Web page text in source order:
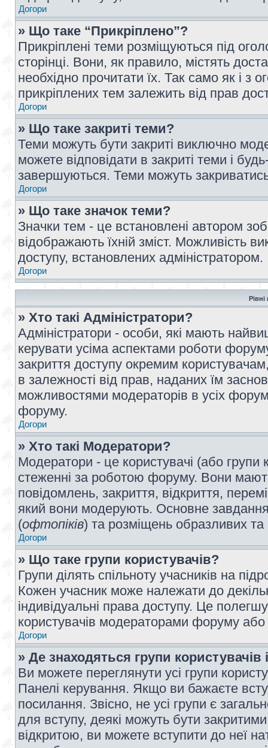
Догори
» Що таке “Прикріплено”?
Прикріплені теми розміщуються під
сторінці. Вони, як правило, містять
необхідно прочитати їх. Так само як і
прикріплених тем залежить від прав
Догори
» Що таке закриті теми?
Теми можуть бути закриті виключно
можете відповідати в закриті теми і
завершуються. Теми можуть
Догори
» Що таке значок теми?
Значки тем - це встановлені автором
відображають їхній зміст. Можливість
доступу, встановлених адміністратором.
Догори
Рівні
» Хто такі Адміністратори?
Адміністратори - особи, які мають
керувати усіма аспектами роботи
закриття доступу окремим
в залежності від прав, наданих їм
можливостями модераторів в усіх
форуму.
Догори
» Хто такі Модератори?
Модератори - це користувачі (або
стеженні за роботою форуму. Вони
повідомлень, закриття, відкриття,
який вони модерують. Основне
(офтопіків) та розміщень образливих
Догори
» Що таке групи користувачів?
Групи ділять спільноту учасників на
Кожен учасник може належати до
індивідуальні права доступу. Це
користувачів модераторами форуму
Догори
» Де знаходяться групи користувачів
Ви можете переглянути усі групи
Панелі керування. Якщо ви бажаєте
посилання. Звісно, не усі групи є
для вступу, деякі можуть бути
відкритою, ви можете вступити до неї